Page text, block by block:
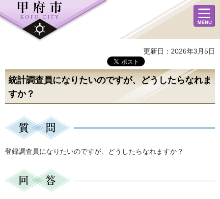
メニュ
ー
更新日：2026年3月5日
統計調査員になりたいのですが、どうしたらなれま
すか？
登録調査員になりたいのですが、どうしたらなれますか？